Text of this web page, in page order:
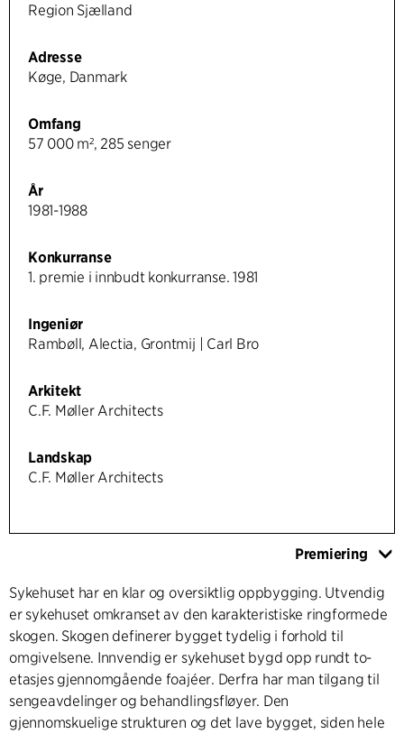
Region Sjælland
Adresse
Køge, Danmark
Omfang
57 000 m², 285 senger
År
1981-1988
Konkurranse
1. premie i innbudt konkurranse. 1981
Ingeniør
Rambøll, Alectia, Grontmij | Carl Bro
Arkitekt
C.F. Møller Architects
Landskap
C.F. Møller Architects
Premiering
Sykehuset har en klar og oversiktlig oppbygging. Utvendig
er sykehuset omkranset av den karakteristiske ringformede
skogen. Skogen definerer bygget tydelig i forhold til
omgivelsene. Innvendig er sykehuset bygd opp rundt to-
etasjes gjennomgående foajéer. Derfra har man tilgang til
sengeavdelinger og behandlingsfløyer. Den
gjennomskuelige strukturen og det lave bygget, siden hele